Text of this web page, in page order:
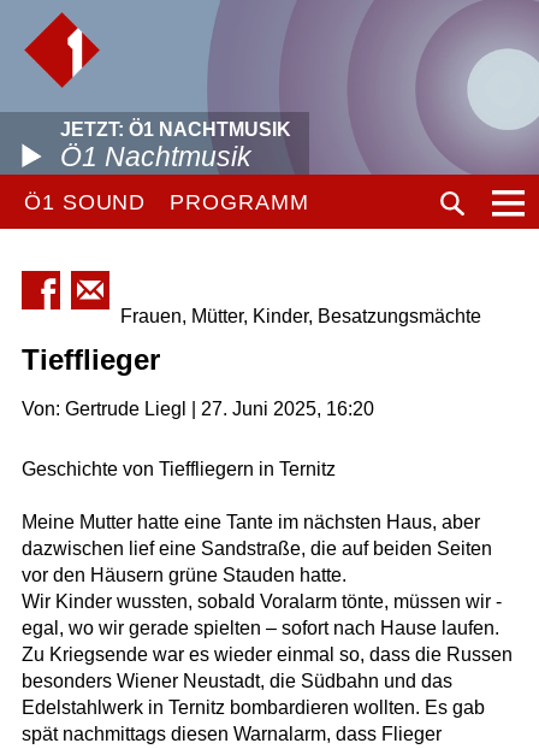
JETZT: Ö1 NACHTMUSIK
Ö1 Nachtmusik
Ö1 SOUND PROGRAMM
Frauen, Mütter, Kinder, Besatzungsmächte
Tiefflieger
Von: Gertrude Liegl | 27. Juni 2025, 16:20
Geschichte von Tieffliegern in Ternitz
Meine Mutter hatte eine Tante im nächsten Haus, aber
dazwischen lief eine Sandstraße, die auf beiden Seiten
vor den Häusern grüne Stauden hatte.
Wir Kinder wussten, sobald Voralarm tönte, müssen wir -
egal, wo wir gerade spielten – sofort nach Hause laufen.
Zu Kriegsende war es wieder einmal so, dass die Russen
besonders Wiener Neustadt, die Südbahn und das
Edelstahlwerk in Ternitz bombardieren wollten. Es gab
spät nachmittags diesen Warnalarm, dass Flieger